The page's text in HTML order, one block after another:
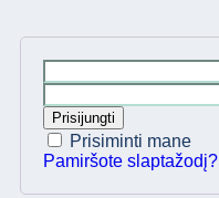
Prisijungti
Prisiminti mane
Pamiršote slaptažodį?